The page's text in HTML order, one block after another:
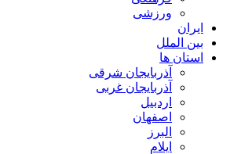
ورزشی
ایران
بین الملل
استان ها
آذربایجان شرقی
آذربایجان غربی
اردبیل
اصفهان
البرز
ایلام